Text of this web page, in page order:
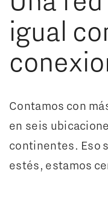
igual
Contamos con
en seis
continentes. Eso
estés, estamos
0
0
1
2
3
1
2
3
4
0
1
2
3
0
1
3
4
5
6
1
2
3
4
A
B